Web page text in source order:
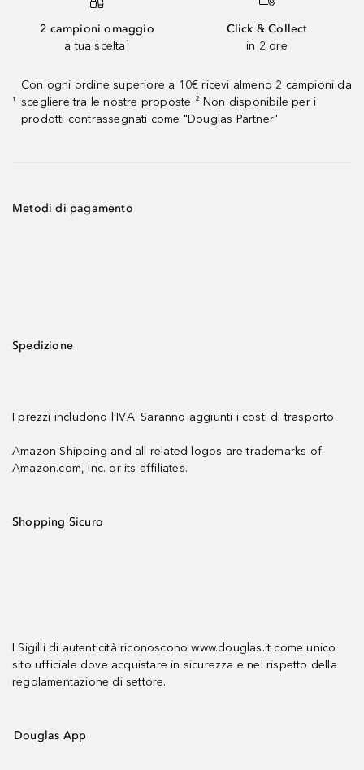
2 campioni omaggio
a tua scelta¹
Click & Collect
in 2 ore
¹
Con ogni ordine superiore a 10€ ricevi almeno 2 campioni da
scegliere tra le nostre proposte ² Non disponibile per i
prodotti contrassegnati come "Douglas Partner"
Metodi di pagamento
Spedizione
I prezzi includono l’IVA. Saranno aggiunti i costi di trasporto.
Amazon Shipping and all related logos are trademarks of
Amazon.com, Inc. or its affiliates.
Shopping Sicuro
I Sigilli di autenticità riconoscono www.douglas.it come unico
sito ufficiale dove acquistare in sicurezza e nel rispetto della
regolamentazione di settore.
Douglas App